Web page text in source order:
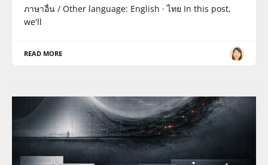
ภาษาอื่น / Other language: English · ไทย In this post,
we'll
READ MORE